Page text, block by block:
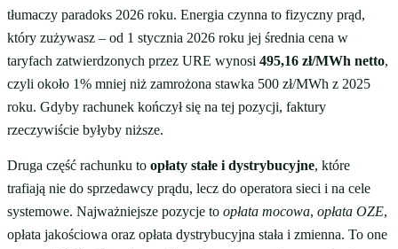
tłumaczy paradoks 2026 roku. Energia czynna to fizyczny prąd,
który zużywasz – od 1 stycznia 2026 roku jej średnia cena w
taryfach zatwierdzonych przez URE wynosi 495,16 zł/MWh netto,
czyli około 1% mniej niż zamrożona stawka 500 zł/MWh z 2025
roku. Gdyby rachunek kończył się na tej pozycji, faktury
rzeczywiście byłyby niższe.
Druga część rachunku to opłaty stałe i dystrybucyjne, które
trafiają nie do sprzedawcy prądu, lecz do operatora sieci i na cele
systemowe. Najważniejsze pozycje to opłata mocowa, opłata OZE,
opłata jakościowa oraz opłata dystrybucyjna stała i zmienna. To one